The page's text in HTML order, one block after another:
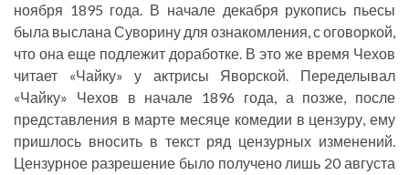
ноября 1895 года. В начале декабря рукопись пьесы
была выслана Суворину для ознакомления, с оговоркой,
что она еще подлежит доработке. В это же время Чехов
читает «Чайку» у актрисы Яворской. Переделывал
«Чайку» Чехов в начале 1896 года, а позже, после
представления в марте месяце комедии в цензуру, ему
пришлось вносить в текст ряд цензурных изменений.
Цензурное разрешение было получено лишь 20 августа